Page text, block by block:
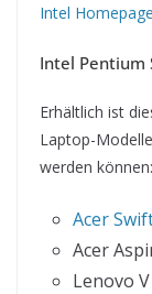
Intel Homepage
Intel Pentium
Erhältlich ist
Laptop-
werden können:
Acer
Acer
Lenovo